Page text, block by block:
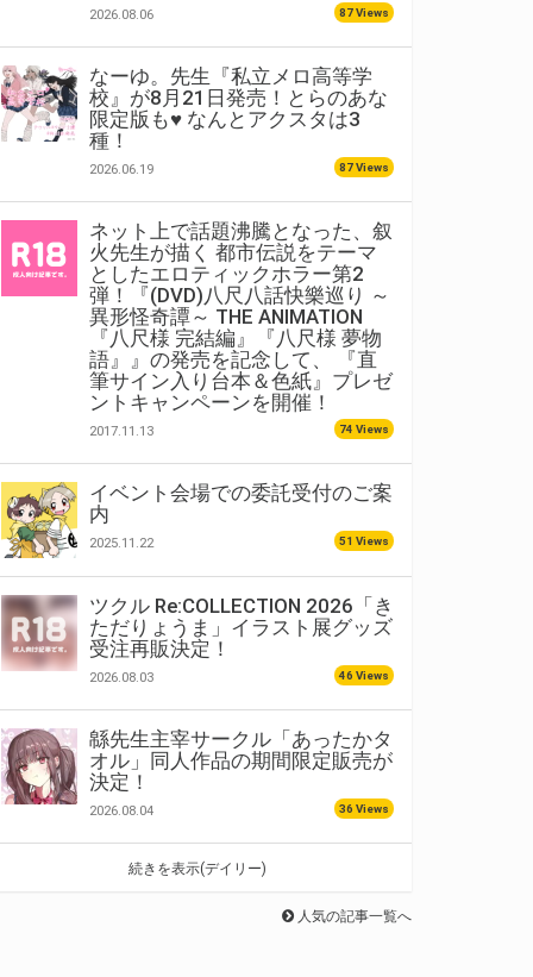
2026.08.06 87 Views
なーゆ。先生『私立メロ高等学
校』が8月21日発売！とらのあな
限定版も♥ なんとアクスタは3
種！
2026.06.19 87 Views
ネット上で話題沸騰となった、叙
火先生が描く 都市伝説をテーマ
としたエロティックホラー第2
弾！『(DVD)八尺八話快樂巡り ～
異形怪奇譚～ THE ANIMATION
『八尺様 完結編』『八尺様 夢物
語』』の発売を記念して、 『直
筆サイン入り台本＆色紙』プレゼ
ントキャンペーンを開催！
2017.11.13 74 Views
イベント会場での委託受付のご案
内
2025.11.22 51 Views
ツクル Re:COLLECTION 2026「き
ただりょうま」イラスト展グッズ
受注再販決定！
2026.08.03 46 Views
緜先生主宰サークル「あったかタ
オル」同人作品の期間限定販売が
決定！
2026.08.04 36 Views
続きを表示(デイリー)
人気の記事一覧へ